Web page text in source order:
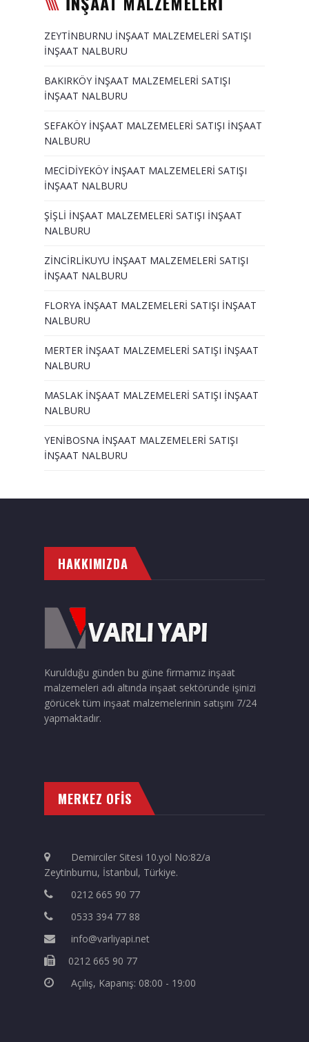
ZEYTİNBURNU İNŞAAT MALZEMELERİ SATIŞI
İNŞAAT NALBURU
BAKIRKÖY İNŞAAT MALZEMELERİ SATIŞI
İNŞAAT NALBURU
SEFAKÖY İNŞAAT MALZEMELERİ SATIŞI İNŞAAT
NALBURU
MECİDİYEKÖY İNŞAAT MALZEMELERİ SATIŞI
İNŞAAT NALBURU
ŞİŞLİ İNŞAAT MALZEMELERİ SATIŞI İNŞAAT
NALBURU
ZİNCİRLİKUYU İNŞAAT MALZEMELERİ SATIŞI
İNŞAAT NALBURU
FLORYA İNŞAAT MALZEMELERİ SATIŞI İNŞAAT
NALBURU
MERTER İNŞAAT MALZEMELERİ SATIŞI İNŞAAT
NALBURU
MASLAK İNŞAAT MALZEMELERİ SATIŞI İNŞAAT
NALBURU
YENİBOSNA İNŞAAT MALZEMELERİ SATIŞI
İNŞAAT NALBURU
HAKKIMIZDA
Kurulduğu günden bu güne firmamız inşaat
malzemeleri adı altında inşaat sektöründe işinizi
görücek tüm inşaat malzemelerinin satışını 7/24
yapmaktadır.
MERKEZ OFİS
Demirciler Sitesi 10.yol No:82/a
Zeytinburnu, İstanbul, Türkiye.
0212 665 90 77
0533 394 77 88
info@varliyapi.net
0212 665 90 77
Açılış, Kapanış: 08:00 - 19:00